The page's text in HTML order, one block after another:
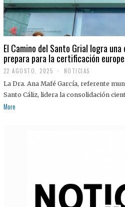
El Camino del Santo Grial logra
prepara para la certificación
22 AGOSTO, 2025
2
A
G
NOTICIAS
La Dra. Ana Mafé García, referente
Santo Cáliz, lidera la consolidación
More